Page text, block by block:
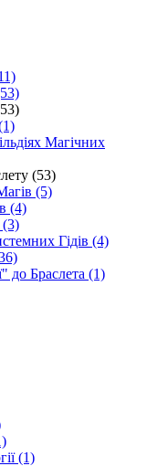
Магічних
(53)
(5)
(4)
(3)
Гідів (4)
до Браслета (1)
(1)